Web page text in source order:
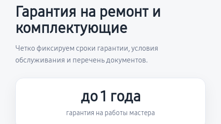
Гарантия на ремонт и
комплектующие
Четко фиксируем сроки гарантии, условия
обслуживания и перечень документов.
до 1 года
гарантия на работы мастера